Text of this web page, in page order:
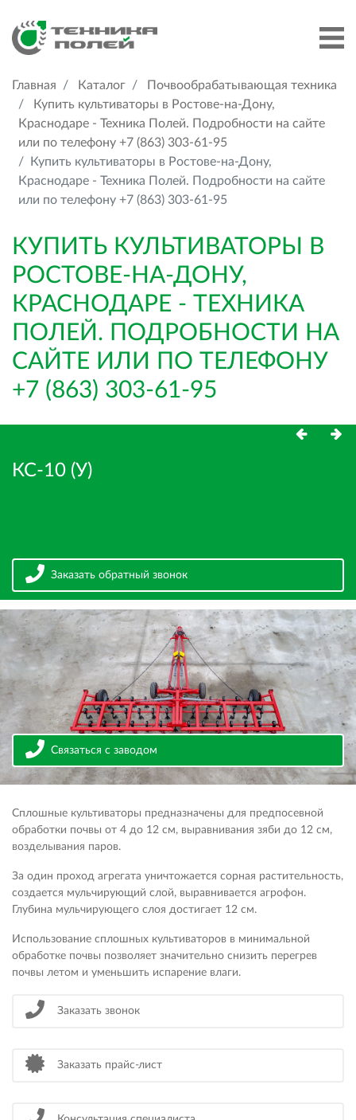
Главная Каталог
Почвообрабатывающая техника
Купить культиваторы в Ростове-на-Дону,
Краснодаре - Техника Полей. Подробности на сайте
или по телефону +7 (863) 303-61-95
Купить культиваторы в Ростове-на-Дону,
Краснодаре - Техника Полей. Подробности на сайте
или по телефону +7 (863) 303-61-95
КУПИТЬ КУЛЬТИВАТОРЫ В
РОСТОВЕ-НА-ДОНУ,
КРАСНОДАРЕ - ТЕХНИКА
ПОЛЕЙ. ПОДРОБНОСТИ НА
САЙТЕ ИЛИ ПО ТЕЛЕФОНУ
+7 (863) 303-61-95
КС-10 (У)
Заказать обратный звонок
Связаться с заводом
Сплошные культиваторы предназначены для предпосевной
обработки почвы от 4 до 12 см, выравнивания зяби до 12 см,
возделывания паров.
За один проход агрегата уничтожается сорная растительность,
создается мульчирующий слой, выравнивается агрофон.
Глубина мульчирующего слоя достигает 12 см.
Использование сплошных культиваторов в минимальной
обработке почвы позволяет значительно снизить перегрев
почвы летом и уменьшить испарение влаги.
Заказать звонок
Заказать прайс-лист